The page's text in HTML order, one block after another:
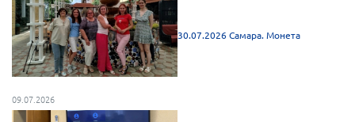
Архангельская область
Брянская область
Владимирская область
Воронежская область
30.07.2026 Самара. Монета
09.07.2026